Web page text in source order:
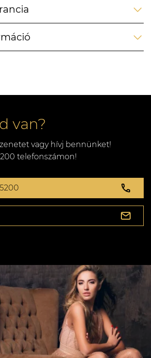
van?
vagy hívj bennünket!
telefonszámon!